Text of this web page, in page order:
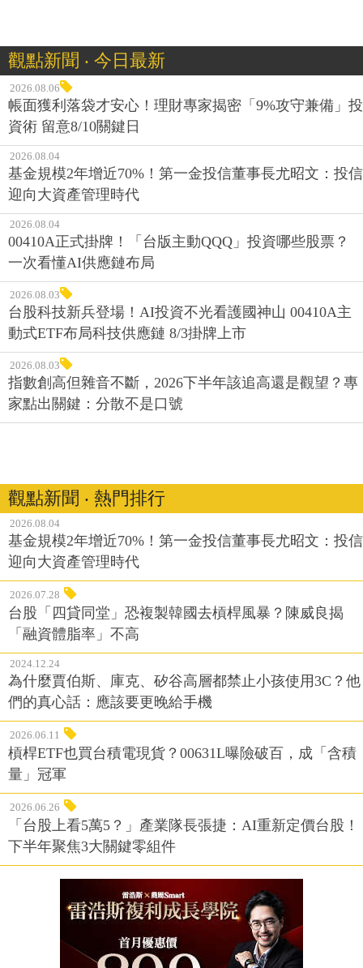
觀點新聞 ‧ 今日最新
2026.08.06
帳面獲利落袋才安心！理財專家揭密「9%攻守兼備」投
資術 留意8/10關鍵日
2026.08.04
基金規模2年增近70%！第一金投信董事長尤昭文：投信
迎向大資產管理時代
2026.08.04
00410A正式掛牌！「台版主動QQQ」投資哪些股票？
一次看懂AI供應鏈布局
2026.08.03
台股科技新兵登場！AI投資不光看護國神山 00410A主
動式ETF布局科技供應鏈 8/3掛牌上市
2026.08.03
指數創高但雜音不斷，2026下半年該追高還是觀望？專
家點出關鍵：分散不是口號
觀點新聞 ‧ 熱門排行
2026.08.04
基金規模2年增近70%！第一金投信董事長尤昭文：投信
迎向大資產管理時代
2026.07.28
台股「四貸同堂」恐複製韓國去槓桿風暴？陳威良揭
「融資體脂率」不高
2024.12.24
為什麼賈伯斯、庫克、矽谷高層都禁止小孩使用3C？他
們的真心話：應該要更晚給手機
2026.06.11
槓桿ETF也買台積電現貨？00631L曝險破百，成「含積
量」冠軍
2026.06.26
「台股上看5萬5？」產業隊長張捷：AI重新定價台股！
下半年聚焦3大關鍵零組件